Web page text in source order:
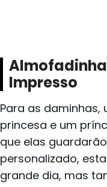
Impresso
Para as
princesa e um
que elas
personalizado,
grande dia, mas